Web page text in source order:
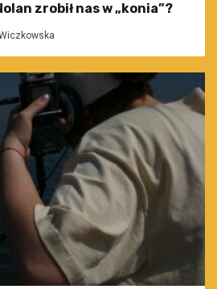
zrobił nas w „konia”?